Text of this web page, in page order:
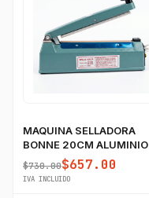
MAQUINA SELLADORA
BONNE 20CM ALUMINIO
$730.00$657.00
IVA INCLUIDO